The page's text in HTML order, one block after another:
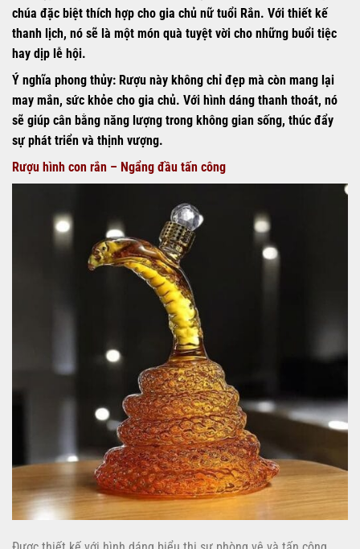
chúa đặc biệt thích hợp cho gia chủ nữ tuổi Rắn. Với thiết kế
thanh lịch, nó sẽ là một món quà tuyệt vời cho những buổi tiệc
hay dịp lễ hội.
Ý nghĩa phong thủy: Rượu này không chỉ đẹp mà còn mang lại
may mắn, sức khỏe cho gia chủ. Với hình dáng thanh thoát, nó
sẽ giúp cân bằng năng lượng trong không gian sống, thúc đẩy
sự phát triển và thịnh vượng.
Rượu hình con rắn – Ngẩng đầu tấn công